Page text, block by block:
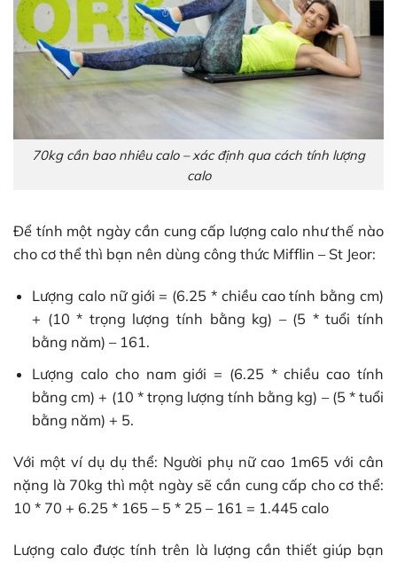
70kg cần bao nhiêu calo – xác định qua cách tính lượng
calo
Để tính một ngày cần cung cấp lượng calo như thế nào
cho cơ thể thì bạn nên dùng công thức Mifflin – St Jeor:
Lượng calo nữ giới = (6.25 * chiều cao tính bằng cm)
+ (10 * trọng lượng tính bằng kg) – (5 * tuổi tính
bằng năm) – 161.
Lượng calo cho nam giới = (6.25 * chiều cao tính
bằng cm) + (10 * trọng lượng tính bằng kg) – (5 * tuổi
bằng năm) + 5.
Với một ví dụ dụ thể: Người phụ nữ cao 1m65 với cân
nặng là 70kg thì một ngày sẽ cần cung cấp cho cơ thể:
10 * 70 + 6.25 * 165 – 5 * 25 – 161 = 1.445 calo
Lượng calo được tính trên là lượng cần thiết giúp bạn